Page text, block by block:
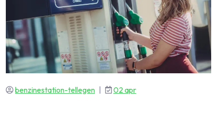
benzinestation-tellegen 02 apr